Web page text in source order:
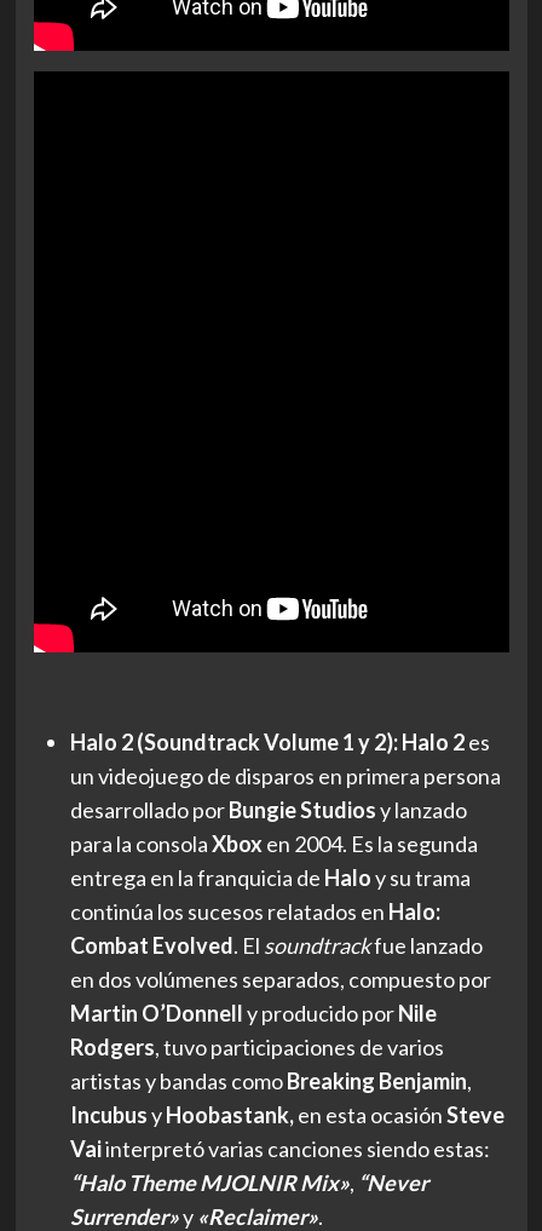
Halo 2 (Soundtrack Volume 1 y 2): Halo 2es
un videojuego de disparos en primera persona
desarrollado porBungie Studiosy lanzado
para la consolaXbox en 2004. Es la segunda
entrega en la franquicia de Haloy su trama
continúa los sucesos relatados en Halo:
Combat Evolved. El soundtrackfue lanzado
en dos volúmenes separados, compuesto por
Martin O’Donnelly producido porNile
Rodgers, tuvo participaciones de varios
artistas y bandas comoBreaking Benjamin,
IncubusyHoobastank,en esta ocasiónSteve
Vaiinterpretó varias canciones siendo estas:
“Halo Theme MJOLNIR Mix», “Never
Surrender»y «Reclaimer».